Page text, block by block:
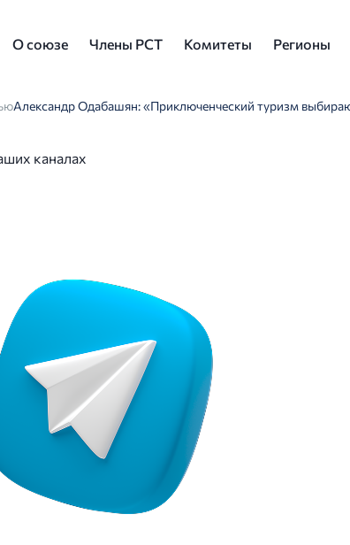
О союзе Члены РСТ Комитеты Регионы
Александр Одабашян: «Приключенческий туризм
каналах